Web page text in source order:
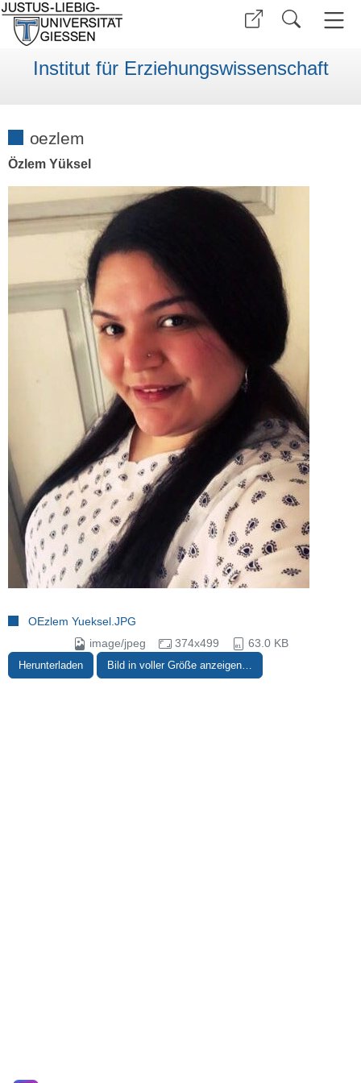
Institut für Erziehungswissenschaft
oezlem
Özlem Yüksel
OEzlem Yueksel.JPG
image/jpeg
374x499 63.0 KB
Herunterladen Bild in voller Größe anzeigen…